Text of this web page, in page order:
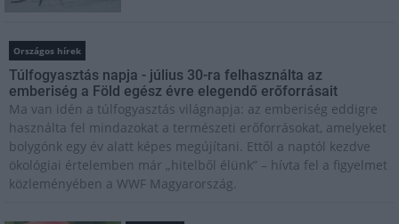
Országos hírek
Túlfogyasztás napja - július 30-ra felhasználta az
emberiség a Föld egész évre elegendő erőforrásait
Ma van idén a túlfogyasztás világnapja: az emberiség eddigre
használta fel mindazokat a természeti erőforrásokat, amelyeket
bolygónk egy év alatt képes megújítani. Ettől a naptól kezdve
ökológiai értelemben már „hitelből élünk” – hívta fel a figyelmet
közleményében a WWF Magyarország.